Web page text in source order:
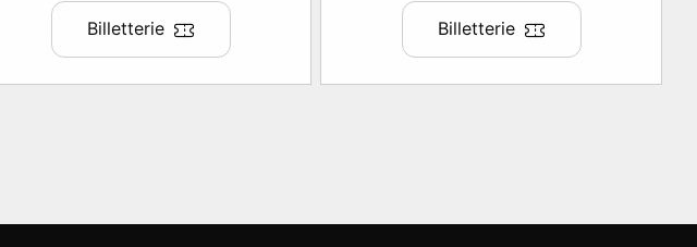
Billetterie Billetterie